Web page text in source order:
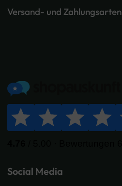
Versand- und Zahlungsarten
Social Media